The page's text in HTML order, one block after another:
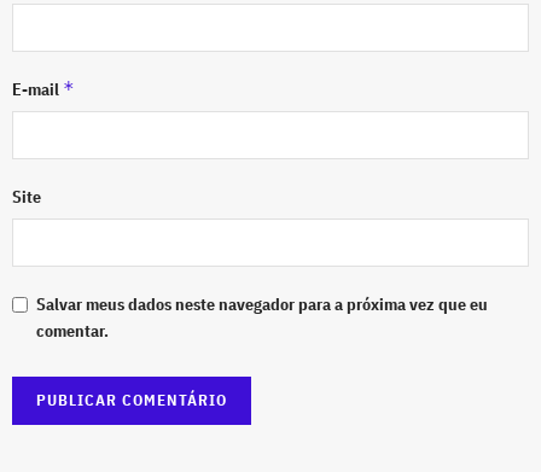
E-mail *
Site
Salvar meus dados neste navegador para a próxima vez que eu
comentar.